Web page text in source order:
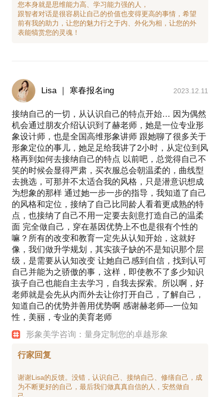
您本身就是思维能力高、学习能力强的人，
跟智者对话是很容易让自己的价值也变得更高的事情，希望
前有我的助力，让您的魅力行之于内、外化为相，让您的外
Lisa ｜ 寒春报名ing 2023.12.11
接纳自己的一切，从认识自己的特点开始… 因为偶然
机会通过朋友介绍认识到了赫老师，她是一位专业形
象设计师，也是全国高维形象讲师 跟她聊了很多关于
形象定位的事儿，她足足给我讲了2小时，从定位到风
格再到如何去接纳自己的特点 以前吧，总觉得自己不
笑的时候会显得严肃，买衣服总会朝温柔的，曲线型
去挑选，可那并不太适合我的风格，只是潜意识想成
为想象的那样 通过她一步一步的指导，我知道了自己
的风格和定位，接纳了自己比同龄人看着更成熟的特
点，也接纳了自己不用一定要去刻意打造自己的温柔
面 完全做自己，穿在基因优势上不也是很有个性的
嘛？所有的改变和教育一定先从认知开始，这就好
像，我们做升学规划，其实孩子缺的不是知识那个层
级，是需要从认知改变 让她自己感到自信，找到认可
自己并能为之骄傲的事，这样，即使教不了多少知识
孩子自己也能自主去学习，自我去探索。所以啊，好
老师就是会先从内而外去让你打开自己，了解自己，
知道自己的优势并善用优势啊 感谢赫老师—一位知
性，美丽，专业的美育老师
形象美学咨询：量身定制您的卓越形象
行家回复
谢谢Lisa的反馈。没错，认识自己、接纳自己、修缮自己，成
为不断更好的自己，最后我们做真真自信的人，安然做自